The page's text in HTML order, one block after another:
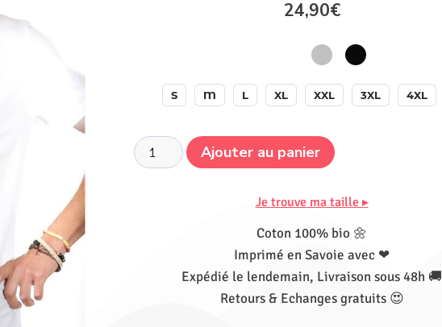
24,90€
S M L XL XXL 3XL 4XL
Ajouter au panier
Je trouve ma taille ▸
Coton 100% bio 🌼
Imprimé en Savoie avec ❤
Expédié le lendemain, Livraison sous 48h 🚚
Retours & Echanges gratuits 😍